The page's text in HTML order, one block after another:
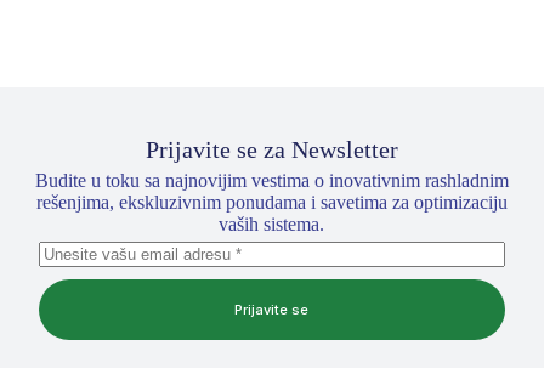
Prijavite se za Newsletter
Budite u toku sa najnovijim vestima o inovativnim rashladnim
rešenjima, ekskluzivnim ponudama i savetima za optimizaciju
vaših sistema.
Prijavite se